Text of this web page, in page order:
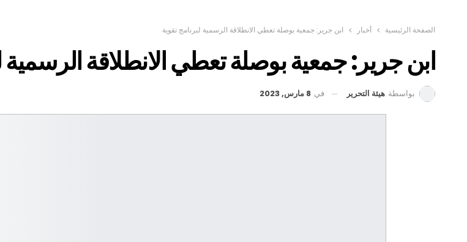
الصفحة الرئيسية أخبار ابن جرير: جمعية بوصلة تعطي الانطلاقة الرسمية لبرنامج تقوية
ابن جرير: جمعية بوصلة تعطي الانطلاقة الرسمية
بواسطة هيئة التحرير في 8 مارس, 2023